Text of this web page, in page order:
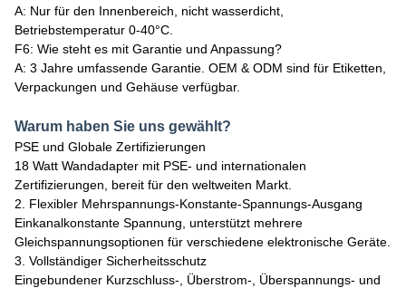
A: Nur für den Innenbereich, nicht wasserdicht,
Betriebstemperatur 0-40°C.
F6: Wie steht es mit Garantie und Anpassung?
A: 3 Jahre umfassende Garantie. OEM & ODM sind für Etiketten,
Verpackungen und Gehäuse verfügbar.
Warum haben Sie uns gewählt?
PSE und Globale Zertifizierungen
18 Watt Wandadapter mit PSE- und internationalen
Zertifizierungen, bereit für den weltweiten Markt.
2. Flexibler Mehrspannungs-Konstante-Spannungs-Ausgang
Einkanalkonstante Spannung, unterstützt mehrere
Gleichspannungsoptionen für verschiedene elektronische Geräte.
3. Vollständiger Sicherheitsschutz
Eingebundener Kurzschluss-, Überstrom-, Überspannungs- und